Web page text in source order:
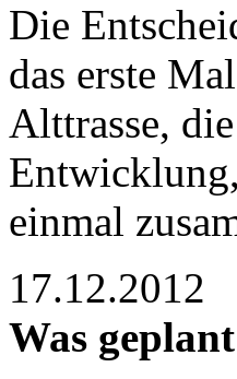
Die
das erste
Alttrasse,
einmal
17.12.2012
Was